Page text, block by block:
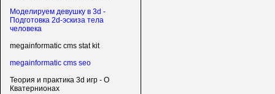
Моделируем девушку в 3d -
Подготовка 2d-эскиза тела
человека
megainformatic cms stat kit
megainformatic cms seo
Теория и практика 3d игр - О
Кватернионах